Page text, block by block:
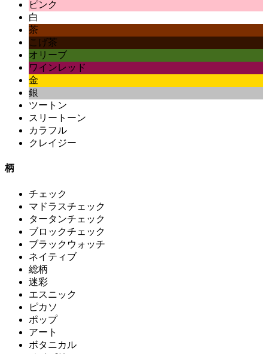
ピンク
白
茶
こげ茶
オリーブ
ワインレッド
金
銀
ツートン
スリートーン
カラフル
クレイジー
柄
チェック
マドラスチェック
タータンチェック
ブロックチェック
ブラックウォッチ
ネイティブ
総柄
迷彩
エスニック
ピカソ
ポップ
アート
ボタニカル